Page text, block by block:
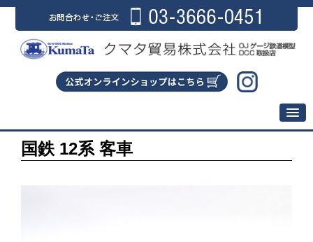
国鉄 12系 客車